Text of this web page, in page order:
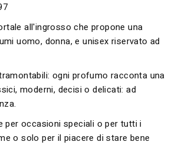
all'ingrosso che propone una
uomo, donna, e unisex riservato ad
ogni profumo racconta una
moderni, decisi o delicati: ad
per occasioni speciali o per tutti i
o solo per il piacere di stare bene